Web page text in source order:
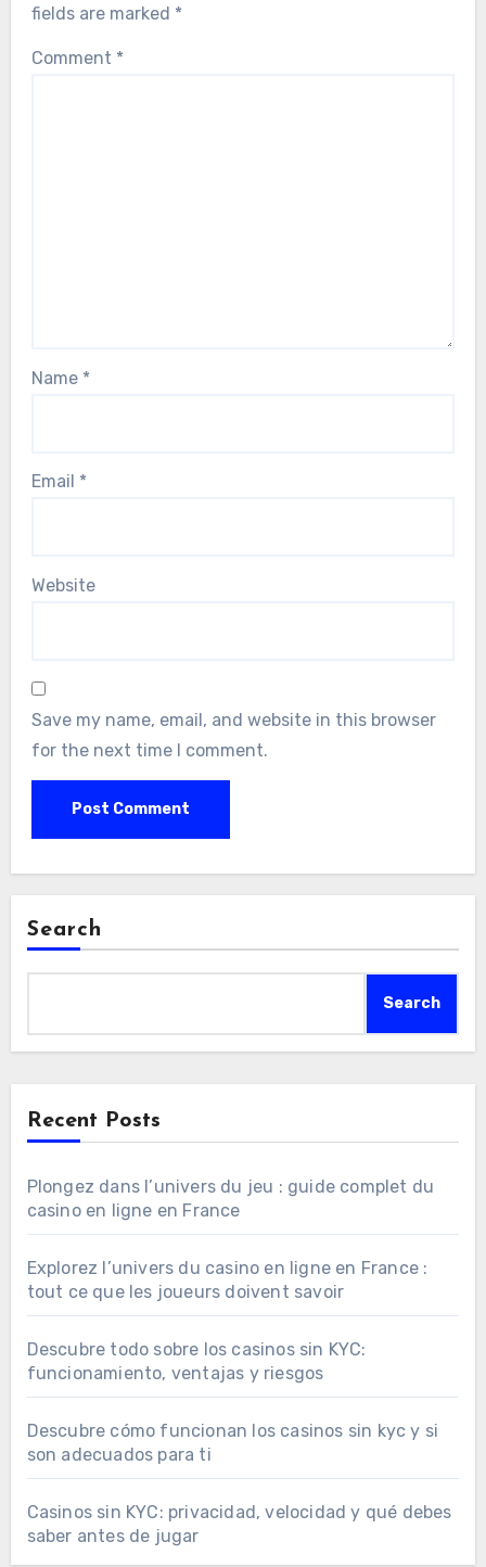
fields are marked *
Comment *
Name *
Email *
Website
Save my name, email, and website in this browser
for the next time I comment.
Search
Search
Recent Posts
Plongez dans l’univers du jeu : guide complet du
casino en ligne en France
Explorez l’univers du casino en ligne en France :
tout ce que les joueurs doivent savoir
Descubre todo sobre los casinos sin KYC:
funcionamiento, ventajas y riesgos
Descubre cómo funcionan los casinos sin kyc y si
son adecuados para ti
Casinos sin KYC: privacidad, velocidad y qué debes
saber antes de jugar